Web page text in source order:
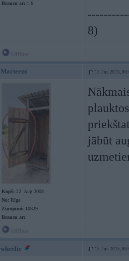
Braucu ar: 1.6
8)
Marteens 13. Jun 2015,
Kopš: 22. Aug 2008
No: Rīga
Ziņojumi: 10829
Braucu ar:
jābūt
wheelie 13. Jun 2015,